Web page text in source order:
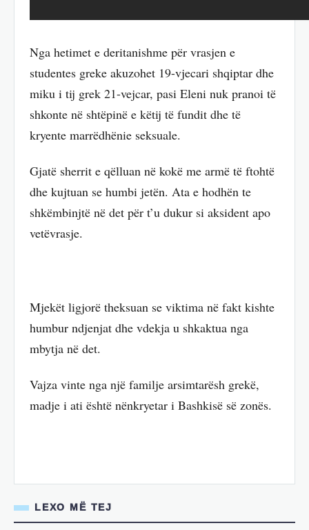
Nga hetimet e deritanishme për vrasjen e
studentes greke akuzohet 19-vjecari shqiptar dhe
miku i tij grek 21-vejcar, pasi Eleni nuk pranoi të
shkonte në shtëpinë e këtij të fundit dhe të
kryente marrëdhënie seksuale.
Gjatë sherrit e qëlluan në kokë me armë të ftohtë
dhe kujtuan se humbi jetën. Ata e hodhën te
shkëmbinjtë në det për t’u dukur si aksident apo
vetëvrasje.
Mjekët ligjorë theksuan se viktima në fakt kishte
humbur ndjenjat dhe vdekja u shkaktua nga
mbytja në det.
Vajza vinte nga një familje arsimtarësh grekë,
madje i ati është nënkryetar i Bashkisë së zonës.
LEXO MË TEJ